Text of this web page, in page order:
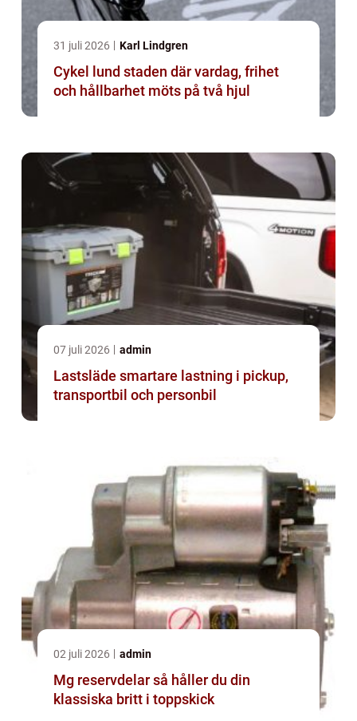
31 juli 2026 Karl Lindgren
Cykel lund staden där vardag, frihet
och hållbarhet möts på två hjul
07 juli 2026 admin
Lastsläde smartare lastning i pickup,
transportbil och personbil
02 juli 2026 admin
Mg reservdelar så håller du din
klassiska britt i toppskick